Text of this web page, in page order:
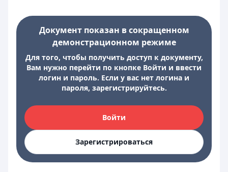
Документ показан в сокращенном
демонстрационном режиме
Для того, чтобы получить доступ к документу,
Вам нужно перейти по кнопке Войти и ввести
логин и пароль. Если у вас нет логина и
пароля, зарегистрируйтесь.
Войти
Зарегистрироваться